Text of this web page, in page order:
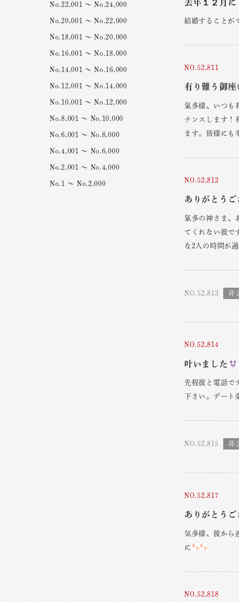
去年１２月
結婚することが
NO.52,811
有り難う御
氣多様、いつも
ナンスします！
ます。皆様にも
NO.52,812
ありがとう
氣多の神さま、
てくれない彼で
な2人の時間が
NO.52,813
NO.52,814
叶いました
先程彼と電話で
下さい。デート
NO.52,815
NO.52,817
ありがとうご
気多様、彼から
に
NO.52,818
No.22,001 ～ No.24,000
No.20,001 ～ No.22,000
No.18,001 ～ No.20,000
No.16,001 ～ No.18,000
No.14,001 ～ No.16,000
No.12,001 ～ No.14,000
No.10,001 ～ No.12,000
No.8,001 ～ No.10,000
No.6,001 ～ No.8,000
No.4,001 ～ No.6,000
No.2,001 ～ No.4,000
No.1 ～ No.2,000